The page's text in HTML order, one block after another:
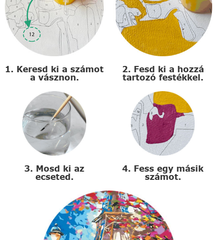
1. Keresd ki a számot
a vásznon.
2. Fesd ki a hozzá
tartozó festékkel.
3. Mosd ki az
ecseted.
4. Fess egy másik
számot.